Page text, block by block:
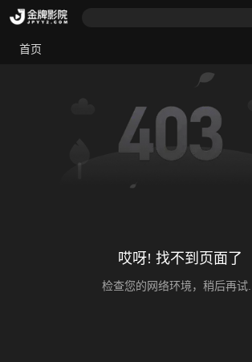
首页
哎呀! 找不到页面了
检查您的网络环境，稍后再试...